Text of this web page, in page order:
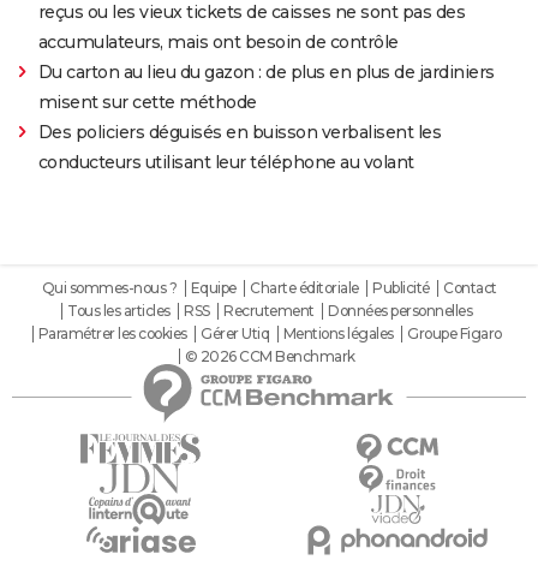
reçus ou les vieux tickets de caisses ne sont pas des
accumulateurs, mais ont besoin de contrôle
Du carton au lieu du gazon : de plus en plus de jardiniers
misent sur cette méthode
Des policiers déguisés en buisson verbalisent les
conducteurs utilisant leur téléphone au volant
Qui sommes-nous ? Equipe Charte éditoriale Publicité
Contact
Tous les articles
RSS Recrutement
Données personnelles
Paramétrer les cookies
Gérer Utiq Mentions légales
Groupe Figaro
© 2026 CCM Benchmark